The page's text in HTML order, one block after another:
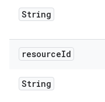
String
resourceId
String